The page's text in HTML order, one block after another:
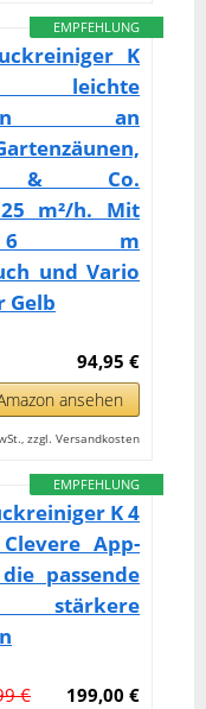
EMPFEHLUNG
K
an
& Co.
m²/h. Mit
6 m
und Vario
Gelb
94,95 €
ansehen
zzgl. Versandkosten
EMPFEHLUNG
K 4
App-
passende
stärkere
199,00 €
€